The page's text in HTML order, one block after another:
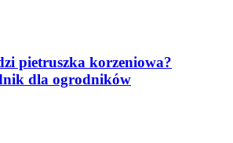
pietruszka korzeniowa?
dla ogrodników